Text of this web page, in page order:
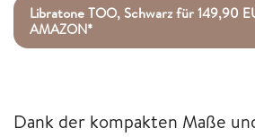
Libratone TOO, Schwarz für 149,90
AMAZON*
Dank der kompakten Maße